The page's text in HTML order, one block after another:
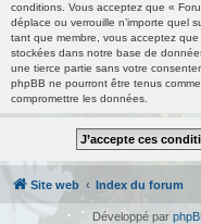
conditions. Vous acceptez que «
déplace ou verrouille n’importe quel
tant que membre, vous acceptez
stockées dans notre base de
une tierce partie sans votre
phpBB ne pourront être tenus
compromettre les données.
Site web Index du forum
Développé par